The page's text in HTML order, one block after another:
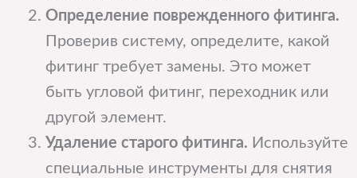
Определение поврежденного фитинга.
Проверив систему, определите, какой
фитинг требует замены. Это может
быть угловой фитинг, переходник или
другой элемент.
Удаление старого фитинга. Используйте
специальные инструменты для снятия